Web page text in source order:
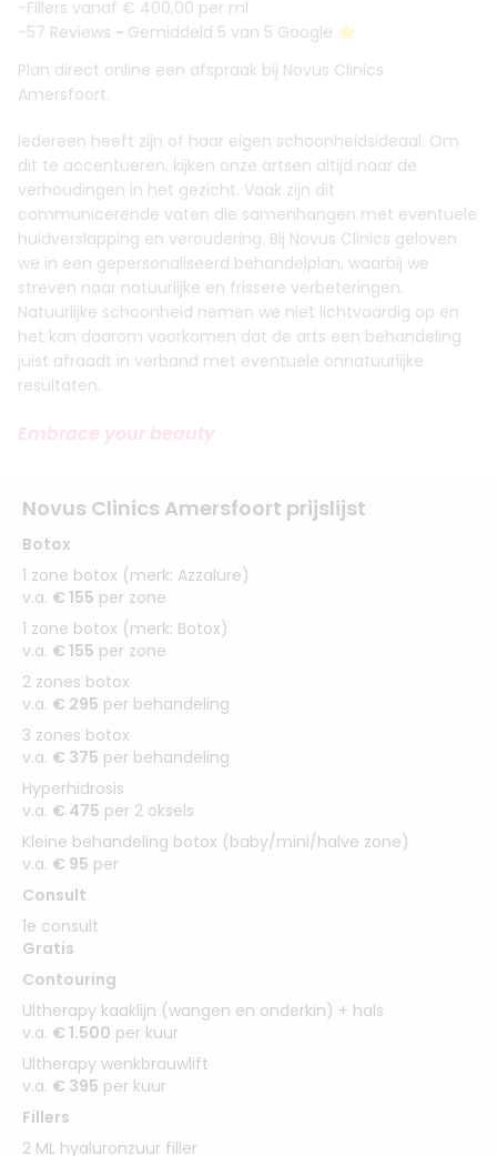
-Fillers vanaf € 400,00 per ml
-57 Reviews - Gemiddeld 5 van 5 Google ⭐️
Plan direct online een afspraak bij Novus Clinics
Amersfoort.
Iedereen heeft zijn of haar eigen schoonheidsideaal. Om
dit te accentueren, kijken onze artsen altijd naar de
verhoudingen in het gezicht. Vaak zijn dit
communicerende vaten die samenhangen met eventuele
huidverslapping en veroudering. Bij Novus Clinics geloven
we in een gepersonaliseerd behandelplan, waarbij we
streven naar natuurlijke en frissere verbeteringen.
Natuurlijke schoonheid nemen we niet lichtvaardig op en
het kan daarom voorkomen dat de arts een behandeling
juist afraadt in verband met eventuele onnatuurlijke
resultaten.
Embrace your beauty
Novus Clinics Amersfoort prijslijst
Botox
1 zone botox (merk: Azzalure)
v.a. € 155 per zone
1 zone botox (merk: Botox)
v.a. € 155 per zone
2 zones botox
v.a. € 295 per behandeling
3 zones botox
v.a. € 375 per behandeling
Hyperhidrosis
v.a. € 475 per 2 oksels
Kleine behandeling botox (baby/mini/halve zone)
v.a. € 95 per
Consult
1e consult
Gratis
Contouring
Ultherapy kaaklijn (wangen en onderkin) + hals
v.a. € 1.500 per kuur
Ultherapy wenkbrauwlift
v.a. € 395 per kuur
Fillers
2 ML hyaluronzuur filler